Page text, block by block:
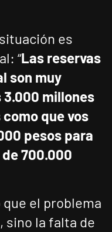
es
“Las reservas
son muy
3.000 millones
como que vos
pesos para
700.000
el problema
sino la falta de